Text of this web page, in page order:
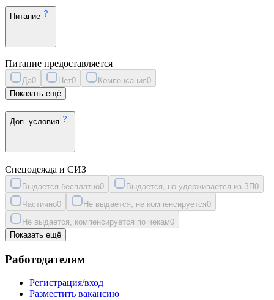
Питание
Питание предоставляется
Да0 Нет0 Компенсация0
Показать ещё
Доп. условия
Спецодежда и СИЗ
Выдается бесплатно0 Выдается, но удерживается из ЗП0
Частично0 Не выдается, не компенсируется0
Не выдается, компенсируется по чекам0
Показать ещё
Работодателям
Регистрация/вход
Разместить вакансию